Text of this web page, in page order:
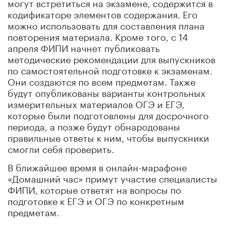
кодификаторе элементов содержания. Его
можно использовать для составления плана
повторения материала. Кроме того, с 14
апреля ФИПИ начнет публиковать
методические рекомендации для выпускников
по самостоятельной подготовке к экзаменам.
Они создаются по всем предметам. Также
будут опубликованы варианты контрольных
измерительных материалов ОГЭ и ЕГЭ,
которые были подготовлены для досрочного
периода, а позже будут обнародованы
правильные ответы к ним, чтобы выпускники
смогли себя проверить.
В ближайшее время в онлайн-марафоне
«Домашний час» примут участие специалисты
ФИПИ, которые ответят на вопросы по
подготовке к ЕГЭ и ОГЭ по конкретным
предметам.